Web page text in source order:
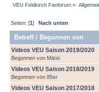
VEU Feldkirch Fanforum »
Seiten: [1]Nach unten
Betreff/ Begonnen von
Videos VEU Saison 2019/2020
Begonnen von Mänü
Videos VEU Saison 2018/2019
Begonnen von 85er
Videos VEU Saison 2017/2018